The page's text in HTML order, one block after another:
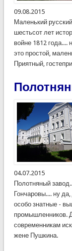
09.08.2015
Маленький
шестьсот лет
войне 1812 года....
это простой,
Приятный,
04.07.2015
Полотняный
Гончаровы.... ну
особо знатные -
промышленников.
современникам
жене Пушкина.